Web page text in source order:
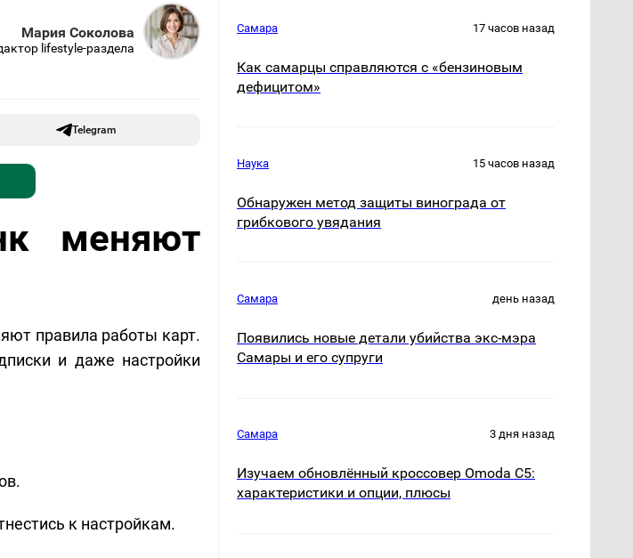
Мария Соколова
lifestyle-раздела
Telegram
меняют
правила работы карт.
и даже настройки
к настройкам.
Самара 17 часов назад
Как самарцы справляются с «бензиновым
дефицитом»
Наука 15 часов назад
Обнаружен метод защиты винограда от
грибкового увядания
Самара день назад
Появились новые детали убийства экс-мэра
Самары и его супруги
Самара 3 дня назад
Изучаем обновлённый кроссовер Omoda C5:
характеристики и опции, плюсы